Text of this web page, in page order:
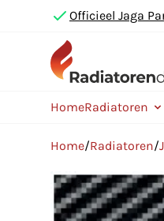
Officieel Jaga
HomeRadiatoren
Home/Radiatoren/